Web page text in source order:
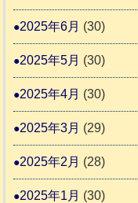
2025年6月 (30)
2025年5月 (30)
2025年4月 (30)
2025年3月 (29)
2025年2月 (28)
2025年1月 (30)